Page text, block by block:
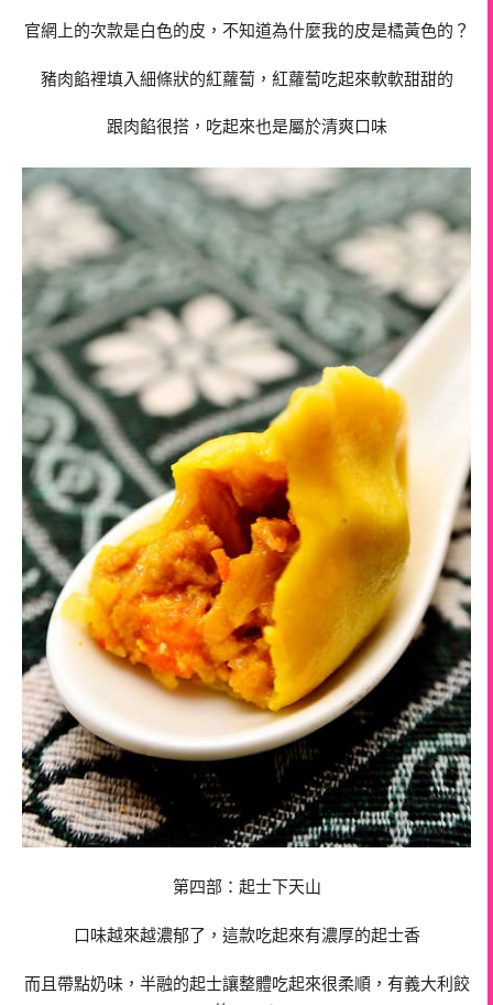
官網上的次款是白色的皮，不知道為什麼我的皮是橘黃色的？
豬肉餡裡填入細條狀的紅蘿蔔，紅蘿蔔吃起來軟軟甜甜的
跟肉餡很搭，吃起來也是屬於清爽口味
第四部：起士下天山
口味越來越濃郁了，這款吃起來有濃厚的起士香
而且帶點奶味，半融的起士讓整體吃起來很柔順，有義大利餃